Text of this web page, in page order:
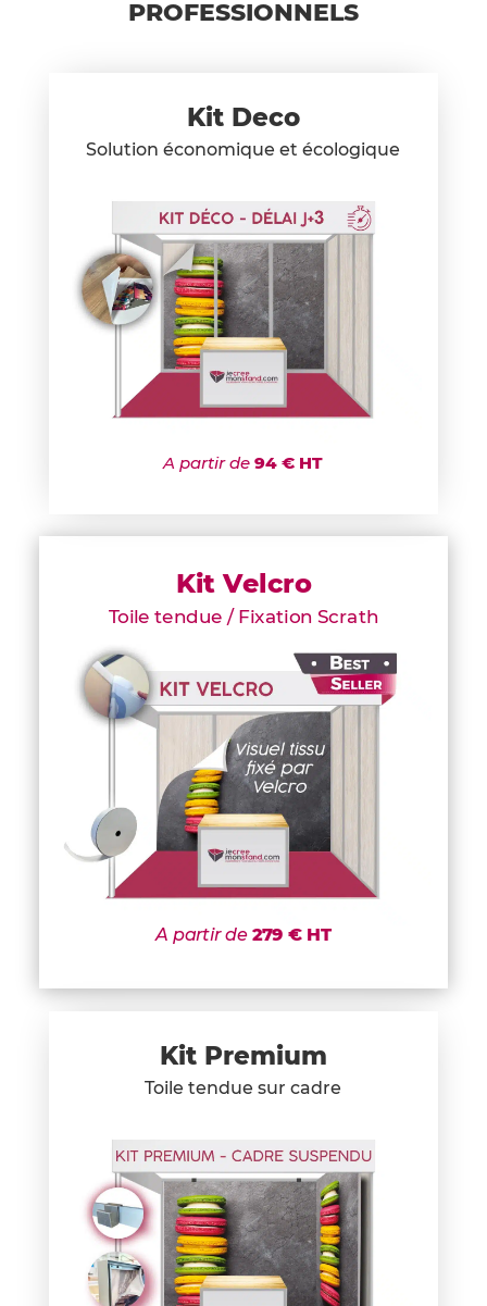
PROFESSIONNELS
Kit Deco
Solution économique et écologique
A partir de94 € HT
Kit Velcro
Toile tendue / Fixation Scrath
A partir de 279 € HT
Kit Premium
Toile tendue sur cadre